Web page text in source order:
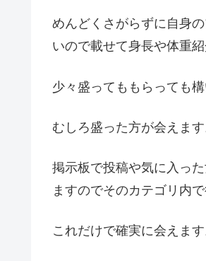
めんどくさがらずに自身
いので載せて身長や体重
少々盛ってももらっても構
むしろ盛った方が会えます
掲示板で投稿や気に入っ
ますのでそのカテゴリ内
これだけで確実に会えます